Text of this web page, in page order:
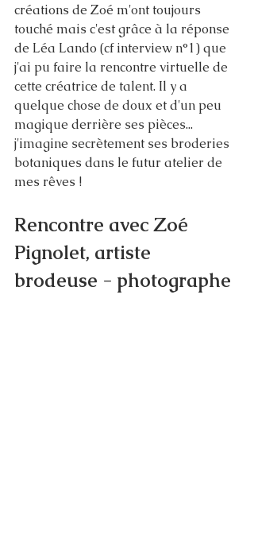
créations de Zoé m'ont toujours
touché mais c'est grâce à la réponse
de Léa Lando (cf interview n°1) que
j'ai pu faire la rencontre virtuelle de
cette créatrice de talent. Il y a
quelque chose de doux et d'un peu
magique derrière ses pièces...
j'imagine secrètement ses broderies
botaniques dans le futur atelier de
mes rêves !
Rencontre avec Zoé
Pignolet, artiste
brodeuse - photographe